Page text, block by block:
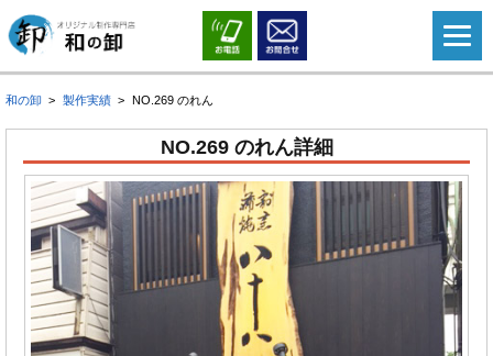
和の卸 製作実績 NO.269 のれん
NO.269 のれん詳細